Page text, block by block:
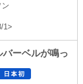
ン
1>
バーベルが鳴っ